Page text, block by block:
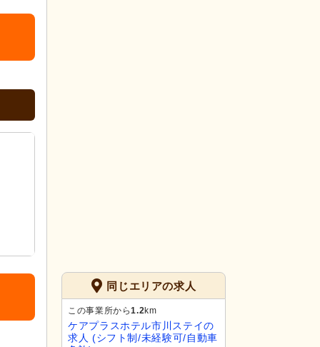
同じエリアの求人
この事業所から1.2km
ケアプラスホテル市川ステイの
求人 (シフト制/未経験可/自動車